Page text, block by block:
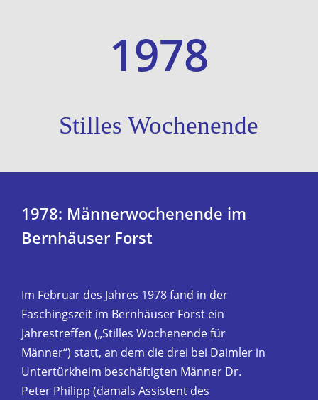
1978
Stilles Wochenende
1978: Männerwochenende im
Bernhäuser Forst
Im Februar des Jahres 1978 fand in der
Faschingszeit im Bernhäuser Forst ein
Jahrestreffen („Stilles Wochenende für
Männer“) statt, an dem die drei bei Daimler in
Untertürkheim beschäftigten Männer Dr.
Peter Philipp (damals Assistent des